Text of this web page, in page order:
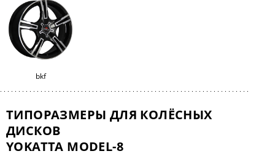
bkf
ТИПОРАЗМЕРЫ ДЛЯ КОЛЁСНЫХ
ДИСКОВ
YOKATTA MODEL-8